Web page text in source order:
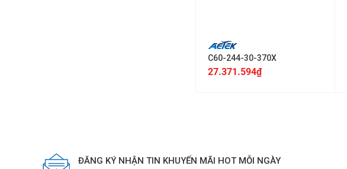
C60-244-30-370X
27.371.594₫
ĐĂNG KÝ NHẬN TIN KHUYẾN MÃI HOT MỖI NGÀY